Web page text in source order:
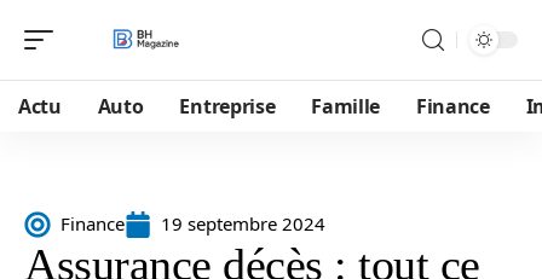
Actu Auto Entreprise Famille Finance
Finance 19 septembre 2024
Assurance décès : tout ce